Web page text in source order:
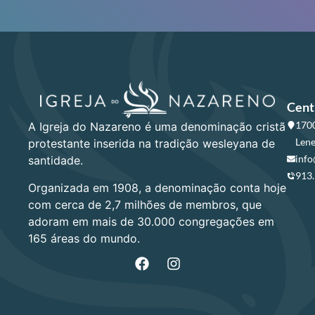
A Igreja do Nazareno é uma denominação cristã
protestante inserida na tradição wesleyana de
santidade.
Organizada em 1908, a denominação conta hoje
com cerca de 2,7 milhões de membros, que
adoram em mais de 30.000 congregações em
165 áreas do mundo.